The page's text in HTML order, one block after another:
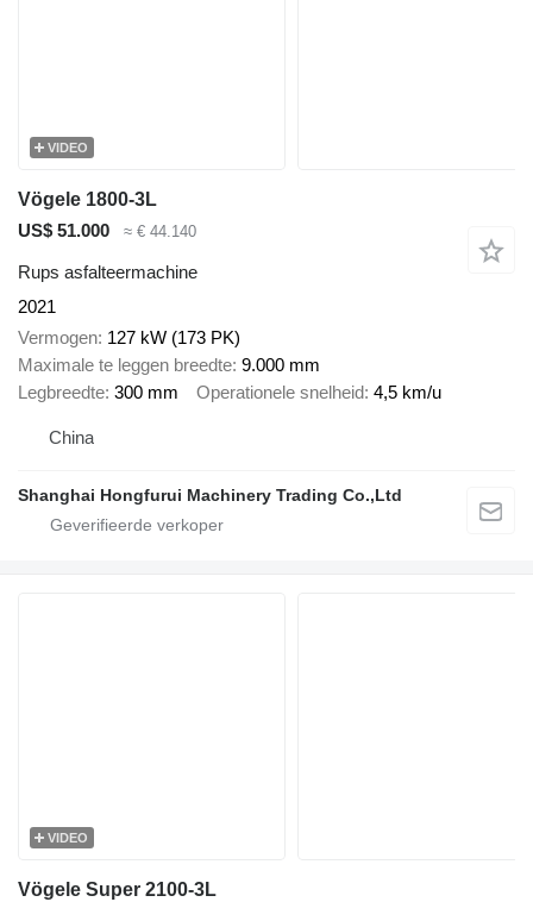
VIDEO
Vögele 1800-3L
US$ 51.000
≈ € 44.140
Rups asfalteermachine
2021
Vermogen 127 kW (173 PK)
Maximale te leggen breedte 9.000 mm
Legbreedte 300 mm Operationele snelheid 4,5 km/u
China
Shanghai Hongfurui Machinery Trading Co.,Ltd
VIDEO
Vögele Super 2100-3L